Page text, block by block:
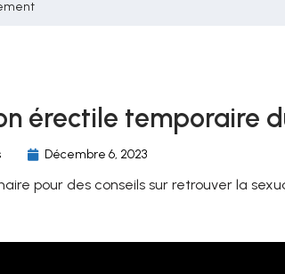
érectile temporaire
Décembre 6, 2023
pour des conseils sur retrouver la